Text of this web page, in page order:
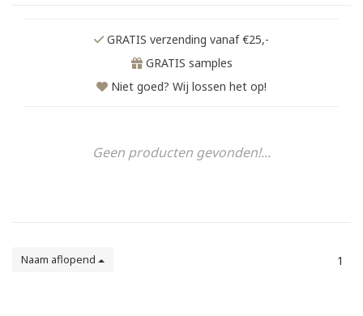
GRATIS verzending vanaf €25,-
GRATIS samples
Niet goed? Wij lossen het op!
Geen producten gevonden!...
Naam aflopend 1